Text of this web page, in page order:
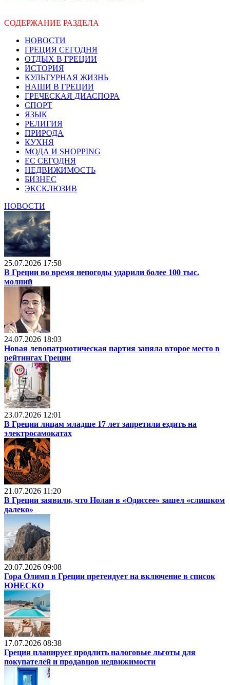
СОДЕРЖАНИЕ РАЗДЕЛА
НОВОСТИ
ГРЕЦИЯ СЕГОДНЯ
ОТДЫХ В ГРЕЦИИ
ИСТОРИЯ
КУЛЬТУРНАЯ ЖИЗНЬ
НАШИ В ГРЕЦИИ
ГРЕЧЕСКАЯ ДИАСПОРА
СПОРТ
ЯЗЫК
РЕЛИГИЯ
ПРИРОДА
КУХНЯ
МОДА И SHOPPING
ЕС СЕГОДНЯ
НЕДВИЖИМОСТЬ
БИЗНЕС
ЭКСКЛЮЗИВ
НОВОСТИ
25.07.2026 17:58
В Греции во время непогоды ударили более 100 тыс.
молний
24.07.2026 18:03
Новая левопатриотическая партия заняла второе место в
рейтингах Греции
23.07.2026 12:01
В Греции лицам младше 17 лет запретили ездить на
электросамокатах
21.07.2026 11:20
В Греции заявили, что Нолан в «Одиссее» зашел «слишком
далеко»
20.07.2026 09:08
Гора Олимп в Греции претендует на включение в список
ЮНЕСКО
17.07.2026 08:38
Греция планирует продлить налоговые льготы для
покупателей и продавцов недвижимости